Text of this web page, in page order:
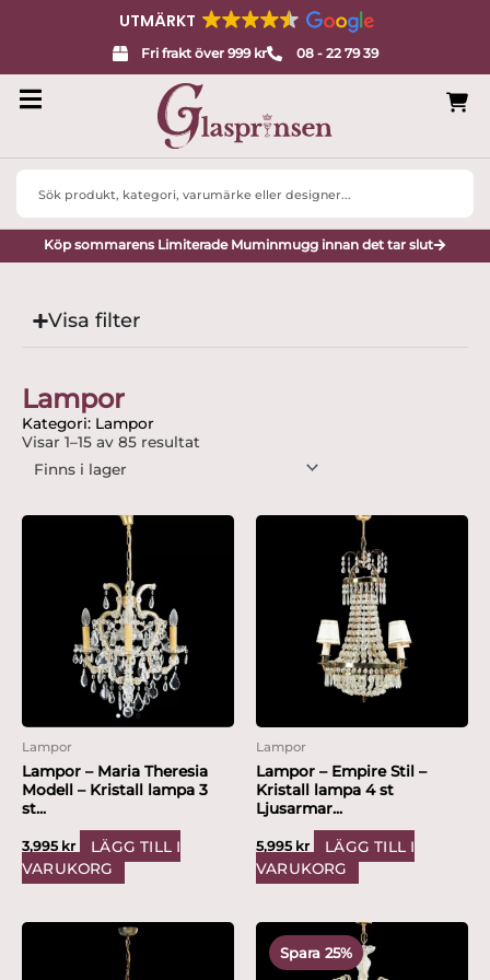
UTMÄRKT
Fri frakt över 999 kr 08 - 22 79 39
Search
Köp sommarens Limiterade Muminmugg innan det tar slut
Visa filter
Lampor
Kategori: Lampor
Visar 1–15 av 85 resultat
Lampor
Lampor – Maria Theresia
Modell – Kristall lampa 3
st...
3,995 kr
LÄGG TILL I
VARUKORG
Lampor
Lampor – Empire Stil –
Kristall lampa 4 st
Ljusarmar...
5,995 kr
LÄGG TILL I
VARUKORG
Spara 25%
ursprungliga
Det
nuvarande
priset